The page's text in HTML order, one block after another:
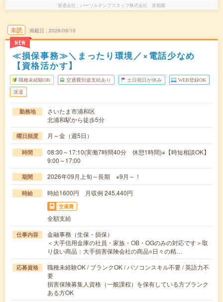
派遣会社 パーソルテンプスタッフ株式会社 首都圏
未読
NEW
掲載日 2026/08/10
≪損保事務≫＼まったり環境／×電話少なめ
【資格活かす】
職種未経験OK 交通費別途支給あり 土日祝日が休み WEB登録OK
派遣
勤務地
さいたま市浦和区
北浦和駅から徒歩5分
曜日頻度 月～金（週5日）
時間
08:30～17:10(実働7時間40分 休憩1時間)※【時短相談OK】
9:00～17:00
期間 2026年09月上旬～長期 ※9月～！
時給 時給1600円 月収例 245,440円
交通費
全額支給
仕事内容
金融事務（生保・損保）
＜大手信用金庫の社員・家族・OB・OGのみの対応です＞取
り扱い商品：大手損害保険会社の商品○日々の精…
応募資格
職種未経験OK / ブランクOK / パソコンスキル不要 / 英語力不
要
損害保険募集人資格（一般課程）を保有している方ブランク
ある方OK